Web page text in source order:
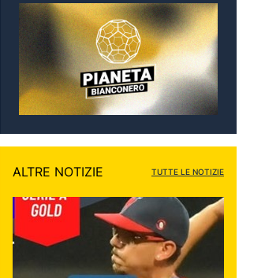
ALTRE NOTIZIE TUTTE LE NOTIZIE